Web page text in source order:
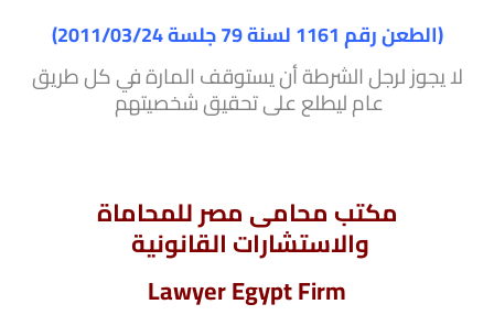
(الطعن رقم 1161 لسنة 79 جلسة 2011/03/24)
لا يجوز لرجل الشرطة أن يستوقف المارة في كل طريق
عام ليطلع على تحقيق شخصيتهم
مكتب محامى مصر للمحاماة
والاستشارات القانونية
Lawyer Egypt Firm